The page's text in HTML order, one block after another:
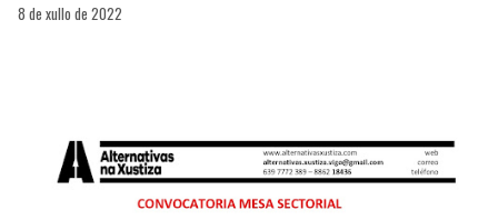
8 de xullo de 2022